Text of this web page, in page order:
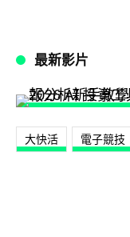
最新影片
大快活 電子競技